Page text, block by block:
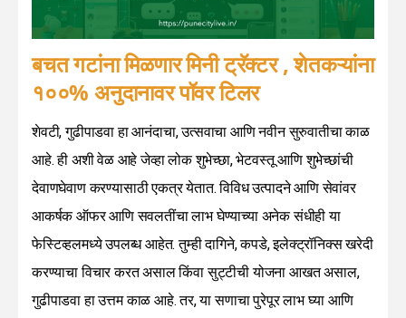
बचत गटांना मिळणार मिनी ट्रॅक्टर , शेतकऱ्यांना
१००% अनुदानावर पॉवर टिलर
शेवटी, गुढीपाडवा हा आनंदाचा, उत्सवाचा आणि नवीन सुरुवातीचा काळ
आहे. ही अशी वेळ आहे जेव्हा लोक शुभेच्छा, भेटवस्तू आणि शुभेच्छांची
देवाणघेवाण करण्यासाठी एकत्र येतात. विविध उत्पादने आणि सेवांवर
आकर्षक ऑफर आणि सवलतींचा लाभ घेण्याच्या अनेक संधीही या
फेस्टिव्हलमध्ये उपलब्ध आहेत. तुम्ही दागिने, कपडे, इलेक्ट्रॉनिक्स खरेदी
करण्याचा विचार करत असाल किंवा सुट्टीची योजना आखत असाल,
गुढीपाडवा हा उत्तम काळ आहे. तर, या सणाचा पुरेपूर लाभ घ्या आणि